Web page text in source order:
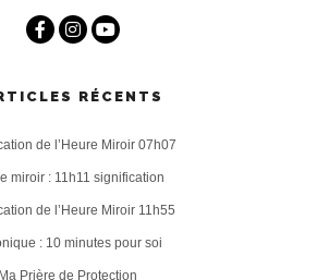
RÉCENTS
de l’Heure Miroir 07h07
miroir : 11h11 signification
de l’Heure Miroir 11h55
: 10 minutes pour soi
Ma Prière de Protection